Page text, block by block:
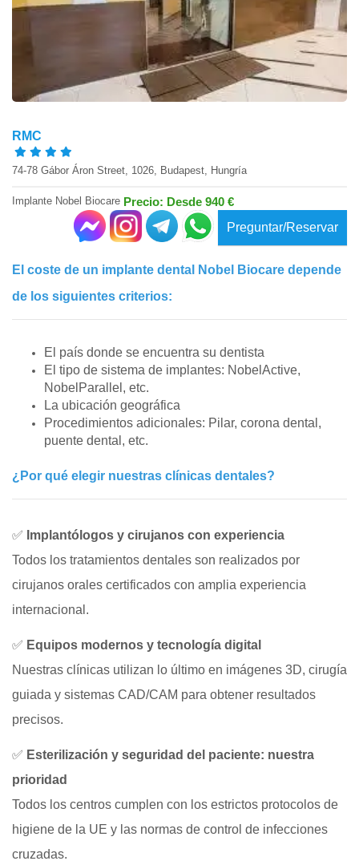
RMC
74-78 Gábor Áron Street, 1026, Budapest, Hungría
Implante Nobel Biocare Precio: Desde 940 €
Preguntar/Reservar
El coste de un implante dental Nobel Biocare depende
de los siguientes criterios:
El país donde se encuentra su dentista
El tipo de sistema de implantes: NobelActive,
NobelParallel, etc.
La ubicación geográfica
Procedimientos adicionales: Pilar, corona dental,
puente dental, etc.
¿Por qué elegir nuestras clínicas dentales?
✅ Implantólogos y cirujanos con experiencia
Todos los tratamientos dentales son realizados por
cirujanos orales certificados con amplia experiencia
internacional.
✅ Equipos modernos y tecnología digital
Nuestras clínicas utilizan lo último en imágenes 3D, cirugía
guiada y sistemas CAD/CAM para obtener resultados
precisos.
✅ Esterilización y seguridad del paciente: nuestra
prioridad
Todos los centros cumplen con los estrictos protocolos de
higiene de la UE y las normas de control de infecciones
cruzadas.